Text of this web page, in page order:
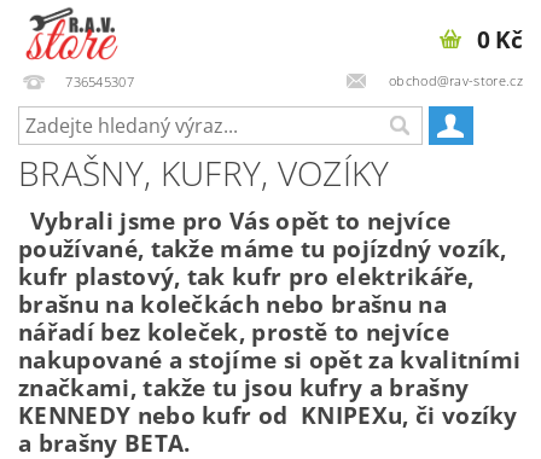
736545307 obchod@rav-store.cz
0 Kč
BRAŠNY, KUFRY, VOZÍKY
Vybrali jsme pro Vás opět to nejvíce
používané, takže máme tu pojízdný vozík,
kufr plastový, tak kufr pro elektrikáře,
brašnu na kolečkách nebo brašnu na
nářadí bez koleček, prostě to nejvíce
nakupované a stojíme si opět za kvalitními
značkami, takže tu jsou kufry a brašny
KENNEDY nebo kufr od KNIPEXu, či vozíky
a brašny BETA.